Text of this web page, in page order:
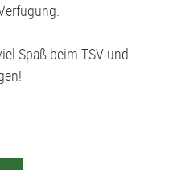
Spaß beim TSV und